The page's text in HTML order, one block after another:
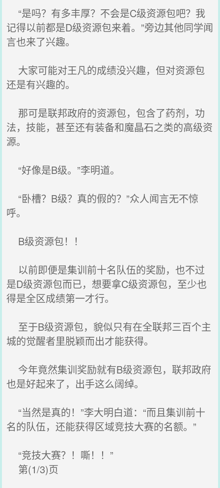
“是吗？有多丰厚？不会是C级资源包吧？我
记得以前都是D级资源包来着。”旁边其他同学闻
言也来了兴趣。
大家可能对王凡的成绩没兴趣，但对资源包
还是有兴趣的。
那可是联邦政府的资源包，包含了药剂，功
法，技能，甚至还有装备和魔晶石之类的高级资
源。
“好像是B级。”李明道。
“卧槽？B级？真的假的？”众人闻言无不惊
呼。
B级资源包！！
以前即便是集训前十名队伍的奖励，也不过
是D级资源包而已，想要拿C级资源包，至少也
得是全区成绩第一才行。
至于B级资源包，貌似只有在全联邦三百个主
城的觉醒者里脱颖而出才能获得。
今年竟然集训奖励就有B级资源包，联邦政府
也是好起来了，出手这么阔绰。
“当然是真的！”李大明白道：“而且集训前十
名的队伍，还能获得区域竞技大赛的名额。”
“竞技大赛？！嘶！！”
第(1/3)页